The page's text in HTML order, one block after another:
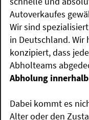
Autoverkaufes
Wir sind
in Deutschland. Wir
konzipiert, dass
Abholteams
Abholung
Dabei kommt es
Alter oder den